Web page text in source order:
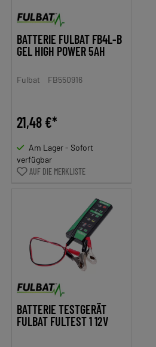
BATTERIE FULBAT FB4L-B
GEL HIGH POWER 5AH
Fulbat FB550916
21,48 €*
Am Lager - Sofort
verfügbar
AUF DIE MERKLISTE
BATTERIE TESTGERÄT
FULBAT FULTEST 1 12V